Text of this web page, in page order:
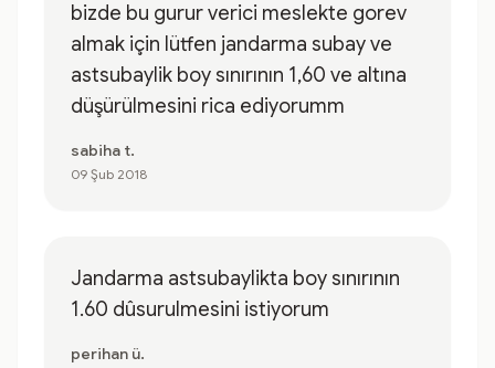
bizde bu gurur verici meslekte gorev
almak için lütfen jandarma subay ve
astsubaylik boy sınırının 1,60 ve altına
düşürülmesini rica ediyorumm
sabiha t.
09 Şub 2018
Jandarma astsubaylikta boy sınırının
1.60 dûsurulmesini istiyorum
perihan ü.